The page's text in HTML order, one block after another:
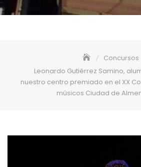
Concursos
Leonardo Gutiérrez Samino,
nuestro centro premiado en el XX
músicos Ciudad de